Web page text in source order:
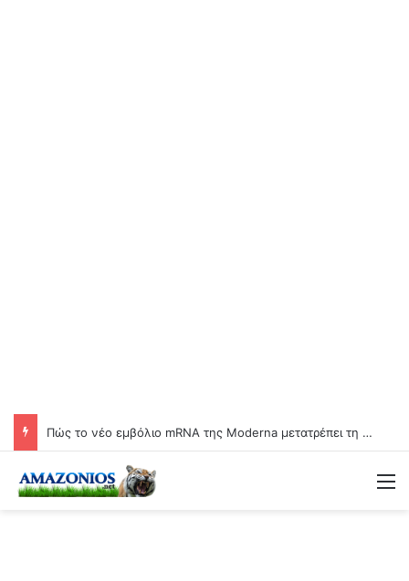
Πώς το νέο εμβόλιο mRNA της Moderna μετατρέπει τη γιαγιά σε βιολογικό όπλο